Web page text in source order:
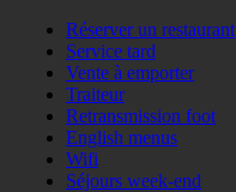
Réserver un restaurant
Service tard
Vente à emporter
Traiteur
Retransmission foot
English menus
Wifi
Séjours week-end